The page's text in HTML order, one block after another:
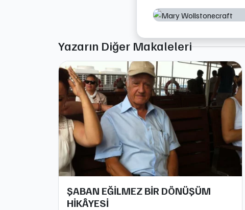
Yazarın Diğer Makaleleri
ŞABAN EĞİLMEZ BİR DÖNÜŞÜM
HİKÂYESİ